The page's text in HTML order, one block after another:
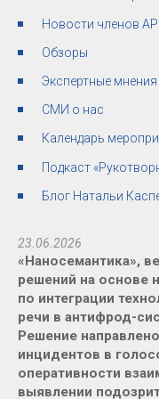
Новости членов
Обзоры
Экспертные мнения
СМИ о нас
Календарь
Подкаст
Блог Натальи
23.06.2026
«Наносемантика»,
решений на основе
по интеграции
речи в антифрод-
Решение
инцидентов в
оперативности
выявлении